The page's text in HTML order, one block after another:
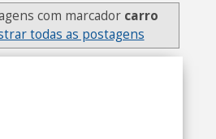
com marcador carro
todas as postagens